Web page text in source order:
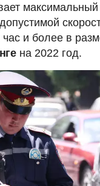
час и более в
на 2022 год.